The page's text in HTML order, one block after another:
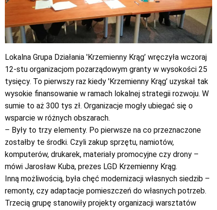
Lokalna Grupa Działania 'Krzemienny Krąg’ wręczyła wczoraj
12-stu organizacjom pozarządowym granty w wysokości 25
tysięcy. To pierwszy raz kiedy 'Krzemienny Krąg’ uzyskał tak
wysokie finansowanie w ramach lokalnej strategii rozwoju. W
sumie to aż 300 tys zł. Organizacje mogły ubiegać się o
wsparcie w różnych obszarach.
– Były to trzy elementy. Po pierwsze na co przeznaczone
zostałby te środki. Czyli zakup sprzętu, namiotów,
komputerów, drukarek, materiały promocyjne czy drony –
mówi Jarosław Kuba, prezes LGD Krzemienny Krąg.
Inną możliwością, była chęć modernizacji własnych siedzib –
remonty, czy adaptacje pomieszczeń do własnych potrzeb.
Trzecią grupę stanowiły projekty organizacji warsztatów